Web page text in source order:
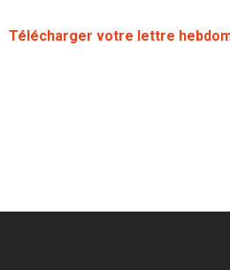
Télécharger votre lettre